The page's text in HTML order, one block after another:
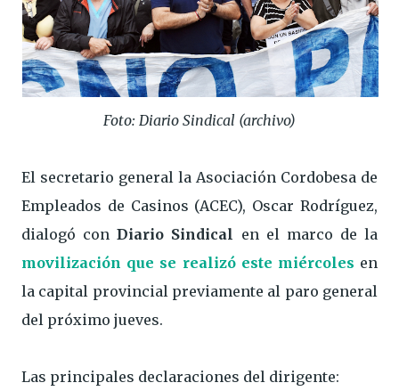
Foto: Diario Sindical (archivo)
El secretario general la Asociación Cordobesa de
Empleados de Casinos (ACEC), Oscar Rodríguez,
dialogó conDiario Sindical en el marco de la
movilización que se realizó este miércoles en
la capital provincial previamente al paro general
del próximo jueves.
Las principales declaraciones del dirigente: